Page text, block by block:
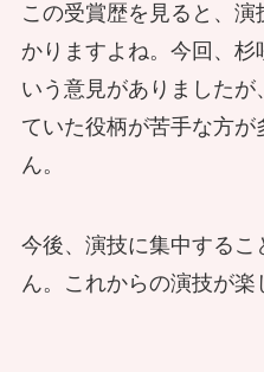
この受賞歴を見ると、
かりますよね。今回、杉
いう意見がありました
ていた役柄が苦手な方
ん。
今後、演技に集中するこ
ん。これからの演技が楽